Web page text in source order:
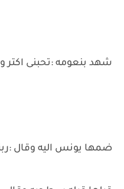
شهد بنعومه :تحبنى اكتر
ضمها يونس اليه وقال